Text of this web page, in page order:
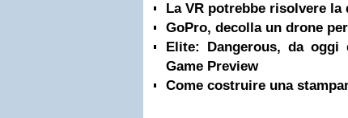
La VR potrebbe risolvere la
GoPro, decolla un drone
Elite: Dangerous, da
Game Preview
Come costruire una